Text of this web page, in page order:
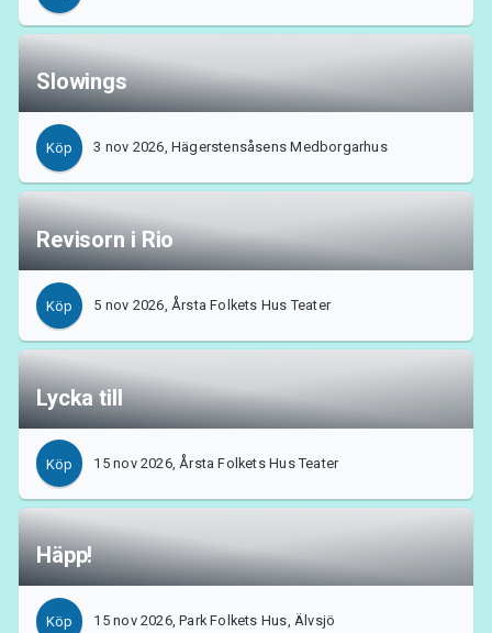
Slowings
Köp 3 nov 2026, Hägerstensåsens Medborgarhus
Revisorn i Rio
Köp 5 nov 2026, Årsta Folkets Hus Teater
Lycka till
Köp 15 nov 2026, Årsta Folkets Hus Teater
Häpp!
Köp 15 nov 2026, Park Folkets Hus, Älvsjö